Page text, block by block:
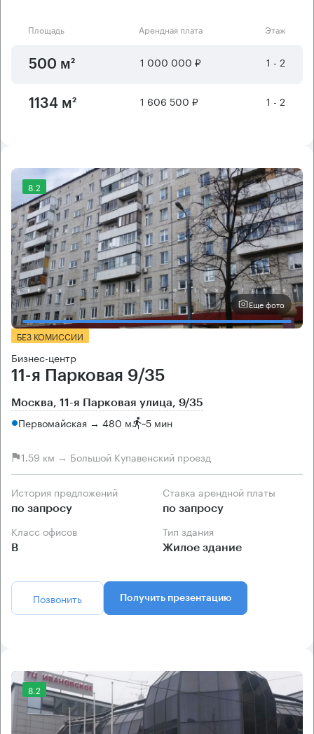
Площадь Арендная плата Этаж
500 м² 1 000 000 ₽ 1 - 2
1134 м² 1 606 500 ₽ 1 - 2
8.2
Еще фото
БЕЗ КОМИССИИ
Бизнес-центр
11-я Парковая 9/35
Москва, 11-я Парковая улица, 9/35
Первомайская → 480 м ~5 мин
1.59 км → Большой Купавенский проезд
История предложений
по запросу
Ставка арендной платы
по запросу
Класс офисов
B
Тип здания
Жилое здание
Позвонить Получить презентацию
8.2